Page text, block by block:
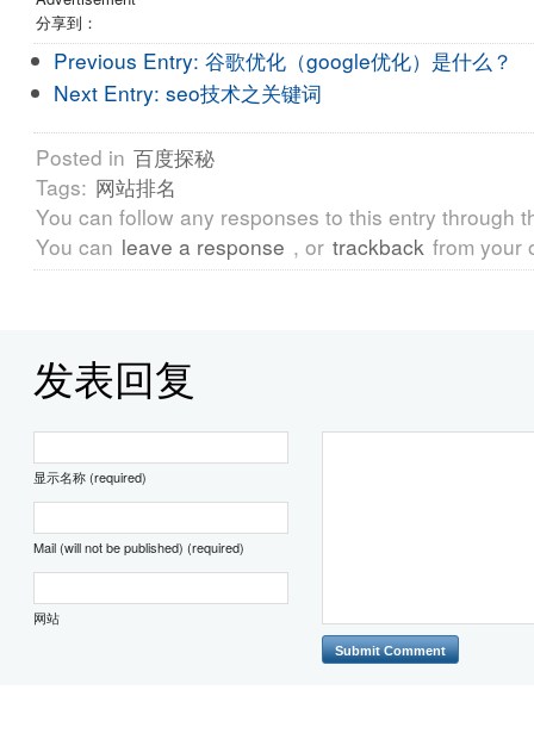
分享到：
Previous Entry: 谷歌优化（google优化）是什么？
Next Entry: seo技术之关键词
Posted in 百度探秘
Tags: 网站排名
You can follow any responses to this entry through
You can leave a response , or trackback from your
发表回复
显示名称 (required)
Mail (will not be published) (required)
网站